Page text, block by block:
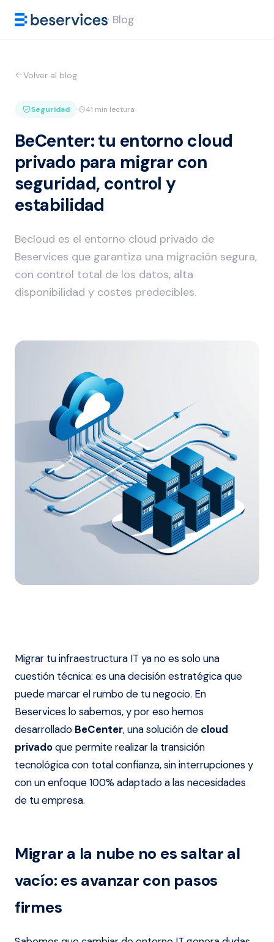
· Blog
Volver al blog
Seguridad · 41 min lectura
BeCenter: tu entorno cloud
privado para migrar con
seguridad, control y
estabilidad
Becloud es el entorno cloud privado de
Beservices que garantiza una migración segura,
con control total de los datos, alta
disponibilidad y costes predecibles.
Migrar tu infraestructura IT ya no es solo una
cuestión técnica: es una decisión estratégica que
puede marcar el rumbo de tu negocio. En
Beservices lo sabemos, y por eso hemos
desarrollado BeCenter, una solución de cloud
privadoque permite realizar la transición
tecnológica con total confianza, sin interrupciones y
con un enfoque 100% adaptado a las necesidades
de tu empresa.
Migrar a la nube no es saltar al
vacío: es avanzar con pasos
firmes